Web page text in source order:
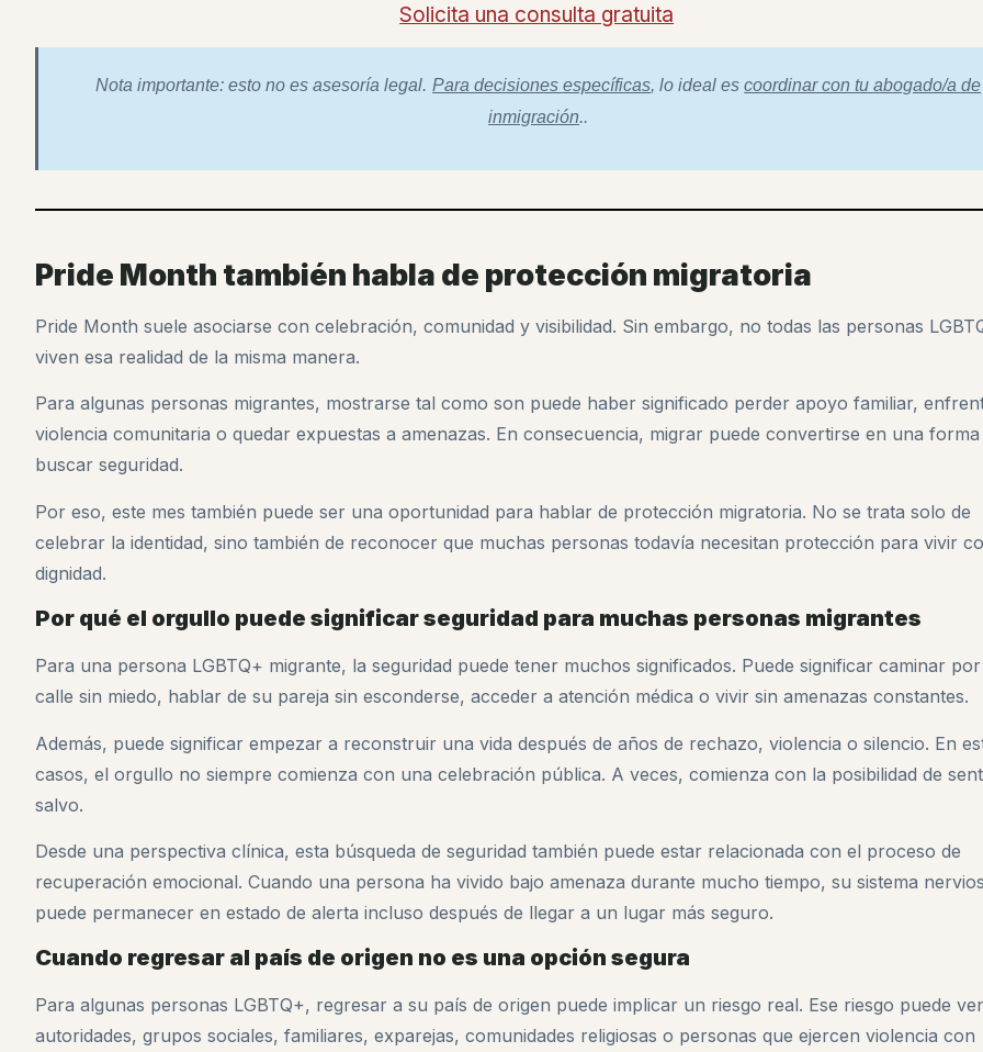
Solicita una consulta gratuita
Nota importante: esto no es asesoría legal. Para decisiones específicas, lo ideal escoordinar con tu abogado/a de
inmigración..
Pride Month también habla de protección migratoria
Pride Month suele asociarse con celebración, comunidad y visibilidad. Sin embargo, no todas las personas
viven esa realidad de la misma manera.
Para algunas personas migrantes, mostrarse tal como son puede haber significado perder apoyo familiar,
violencia comunitaria o quedar expuestas a amenazas. En consecuencia, migrar puede convertirse en una forma
buscar seguridad.
Por eso, este mes también puede ser una oportunidad para hablar de protección migratoria. No se trata solo de
celebrar la identidad, sino también de reconocer que muchas personas todavía necesitan protección para vivir
dignidad.
Por qué el orgullo puede significar seguridad para muchas personas migrantes
Para una persona LGBTQ+ migrante, la seguridad puede tener muchos significados. Puede significar caminar
calle sin miedo, hablar de su pareja sin esconderse, acceder a atención médica o vivir sin amenazas constantes.
Además, puede significar empezar a reconstruir una vida después de años de rechazo, violencia o silencio. En
casos, el orgullo no siempre comienza con una celebración pública. A veces, comienza con la posibilidad de
salvo.
Desde una perspectiva clínica, esta búsqueda de seguridad también puede estar relacionada con el proceso de
recuperación emocional. Cuando una persona ha vivido bajo amenaza durante mucho tiempo, su sistema
puede permanecer en estado de alerta incluso después de llegar a un lugar más seguro.
Cuando regresar al país de origen no es una opción segura
Para algunas personas LGBTQ+, regresar a su país de origen puede implicar un riesgo real. Ese riesgo puede
autoridades, grupos sociales, familiares, exparejas, comunidades religiosas o personas que ejercen violencia con